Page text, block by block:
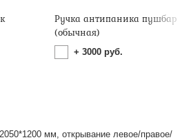
Ручка антипаника пушбар
(обычная)
+ 3000 руб.
мм, открывание левое/правое/